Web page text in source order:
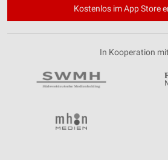
Kostenlos im App Store
In Kooperation